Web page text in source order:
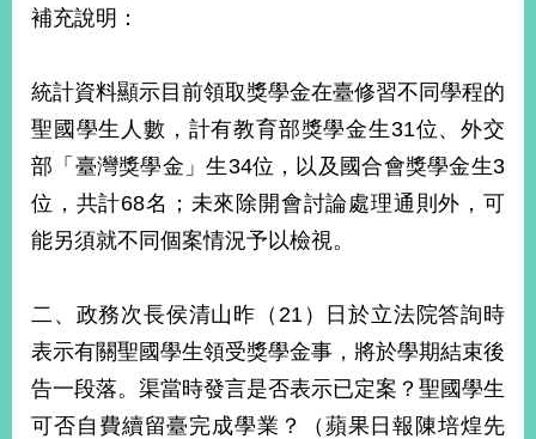
補充說明：
統計資料顯示目前領取獎學金在臺修習不同學程的
聖國學生人數，計有教育部獎學金生31位、外交
部「臺灣獎學金」生34位，以及國合會獎學金生3
位，共計68名；未來除開會討論處理通則外，可
能另須就不同個案情況予以檢視。
二、政務次長侯清山昨（21）日於立法院答詢時
表示有關聖國學生領受獎學金事，將於學期結束後
告一段落。渠當時發言是否表示已定案？聖國學生
可否自費續留臺完成學業？（蘋果日報陳培煌先